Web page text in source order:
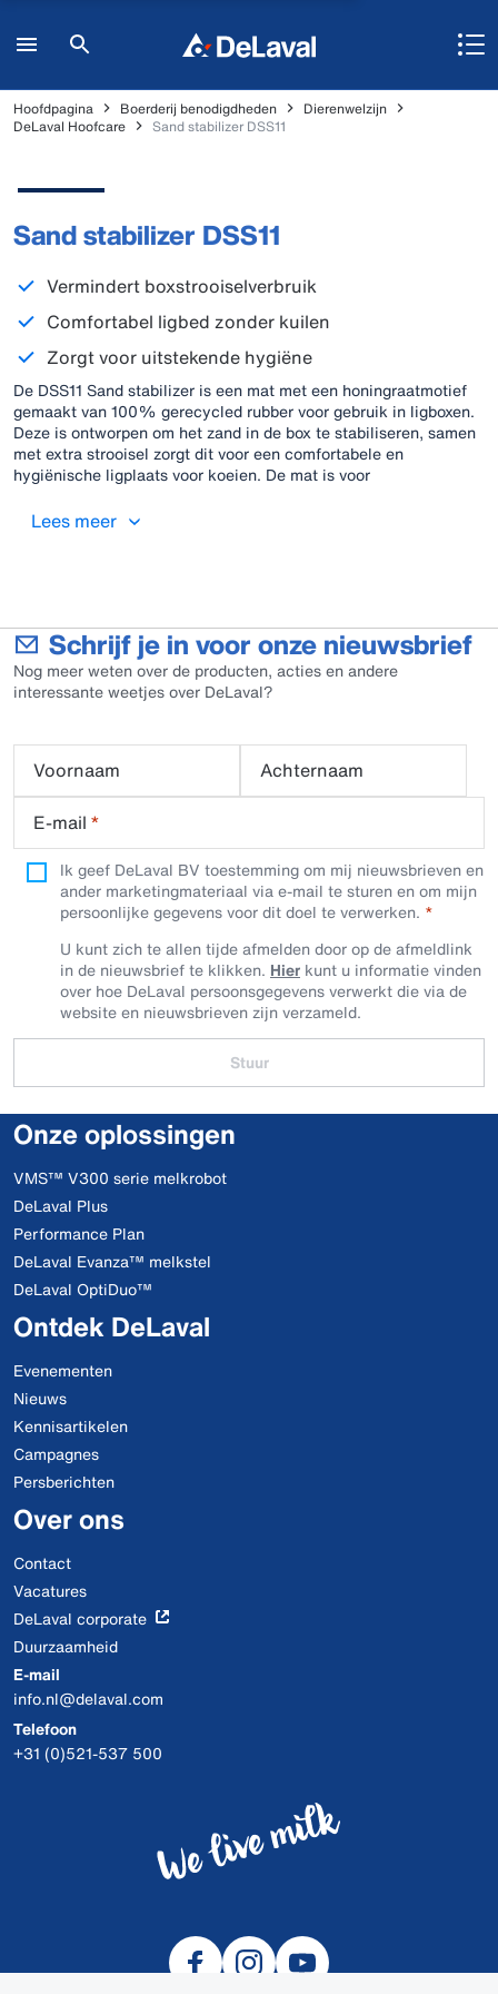
Hoofdpagina Boerderij benodigdheden
Dierenwelzijn
DeLaval Hoofcare
Sand stabilizer DSS11
Sand stabilizer DSS11
Vermindert boxstrooiselverbruik
Comfortabel ligbed zonder kuilen
Zorgt voor uitstekende hygiëne
De DSS11 Sand stabilizer is een mat met een honingraatmotief
gemaakt van 100% gerecycled rubber voor gebruik in ligboxen.
Deze is ontworpen om het zand in de box te stabiliseren, samen
met extra strooisel zorgt dit voor een comfortabele en
hygiënische ligplaats voor koeien. De mat is voor
ligboxen. De mat bestaat uit 35 vierkante openingen van
Lees meer
Schrijf je in voor onze nieuwsbrief
Nog meer weten over de producten, acties en andere
interessante weetjes over DeLaval?
Voornaam
Achternaam
E-mail *
Ik geef DeLaval BV toestemming om mij nieuwsbrieven en
ander marketingmateriaal via e-mail te sturen en om mijn
persoonlijke gegevens voor dit doel te verwerken.
U kunt zich te allen tijde afmelden door op de afmeldlink
in de nieuwsbrief te klikken. Hier kunt u informatie vinden
over hoe DeLaval persoonsgegevens verwerkt die via de
website en nieuwsbrieven zijn verzameld.
Stuur
Onze oplossingen
VMS™ V300 serie melkrobot
DeLaval Plus
Performance Plan
DeLaval Evanza™ melkstel
DeLaval OptiDuo™
Ontdek DeLaval
Evenementen
Nieuws
Kennisartikelen
Campagnes
Persberichten
Over ons
Contact
Vacatures
DeLaval corporate
Duurzaamheid
E-mail
info.nl@delaval.com
Telefoon
+31 (0)521-537 500